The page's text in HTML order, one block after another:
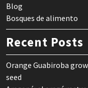
Blog
Bosques de alimento
Recent Posts
Orange Guabiroba
seed